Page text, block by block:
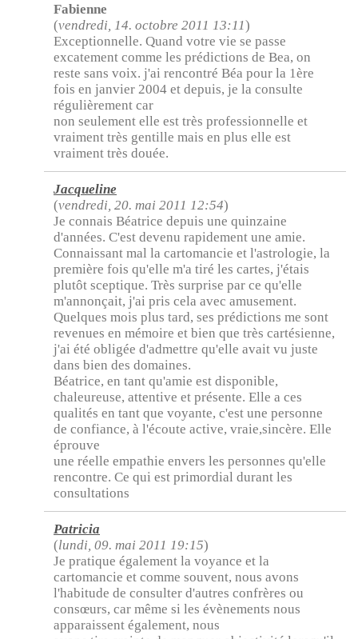
Fabienne
(vendredi, 14. octobre 2011 13:11)
Exceptionnelle. Quand votre vie se passe
excatement comme les prédictions de Bea, on
reste sans voix. j'ai rencontré Béa pour la 1ère
fois en janvier 2004 et depuis, je la consulte
régulièrement car
non seulement elle est très professionnelle et
vraiment très gentille mais en plus elle est
vraiment très douée.
Jacqueline
(vendredi, 20. mai 2011 12:54)
Je connais Béatrice depuis une quinzaine
d'années. C'est devenu rapidement une amie.
Connaissant mal la cartomancie et l'astrologie, la
première fois qu'elle m'a tiré les cartes, j'étais
plutôt sceptique. Très surprise par ce qu'elle
m'annonçait, j'ai pris cela avec amusement.
Quelques mois plus tard, ses prédictions me sont
revenues en mémoire et bien que très cartésienne,
j'ai été obligée d'admettre qu'elle avait vu juste
dans bien des domaines.
Béatrice, en tant qu'amie est disponible,
chaleureuse, attentive et présente. Elle a ces
qualités en tant que voyante, c'est une personne
de confiance, à l'écoute active, vraie,sincère. Elle
éprouve
une réelle empathie envers les personnes qu'elle
rencontre. Ce qui est primordial durant les
consultations
Patricia
(lundi, 09. mai 2011 19:15)
Je pratique également la voyance et la
cartomancie et comme souvent, nous avons
l'habitude de consulter d'autres confrères ou
consœurs, car même si les évènements nous
apparaissent également, nous